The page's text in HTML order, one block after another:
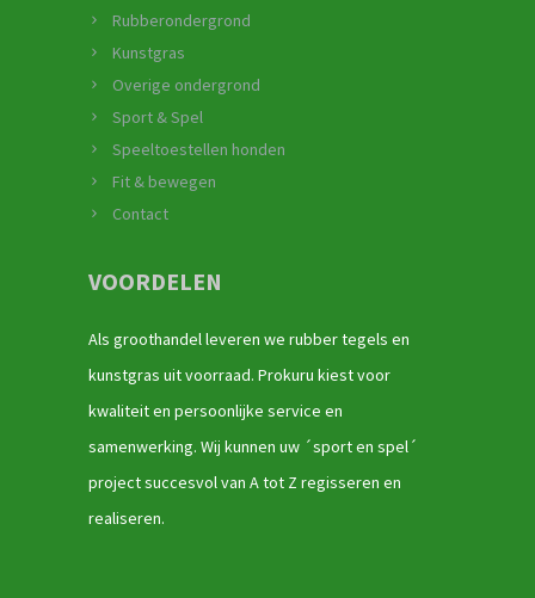
Rubberondergrond
Kunstgras
Overige ondergrond
Sport & Spel
Speeltoestellen honden
Fit & bewegen
Contact
VOORDELEN
Als groothandel leveren we rubber tegels en
kunstgras uit voorraad. Prokuru kiest voor
kwaliteit en persoonlijke service en
samenwerking. Wij kunnen uw ´sport en spel´
project succesvol van A tot Z regisseren en
realiseren.